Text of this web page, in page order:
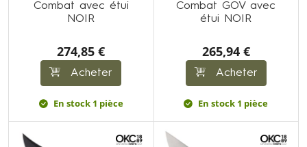
Combat avec étui
NOIR
274,85 €
Acheter
En stock 1 pièce
Combat GOV avec
étui NOIR
265,94 €
Acheter
En stock 1 pièce